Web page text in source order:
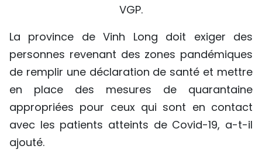
VGP.
La province de Vinh Long doit exiger des
personnes revenant des zones pandémiques
de remplir une déclaration de santé et mettre
en place des mesures de quarantaine
appropriées pour ceux qui sont en contact
avec les patients atteints de Covid-19, a-t-il
ajouté.